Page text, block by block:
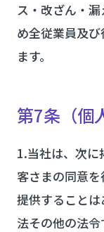
ス・改ざん・
め全従業員及
ます。
第7条（個
1.当社は、次に
客さまの同意
提供すること
法その他の法令